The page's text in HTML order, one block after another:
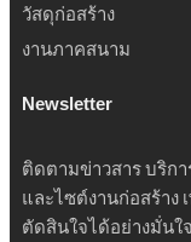
วัสดุก่อสร้าง
งานภาคสนาม
Newsletter
ติดตามข่าวสาร บริก
และไซต์งานก่อสร้าง
ตัดสินใจได้อย่างมั่นใจ